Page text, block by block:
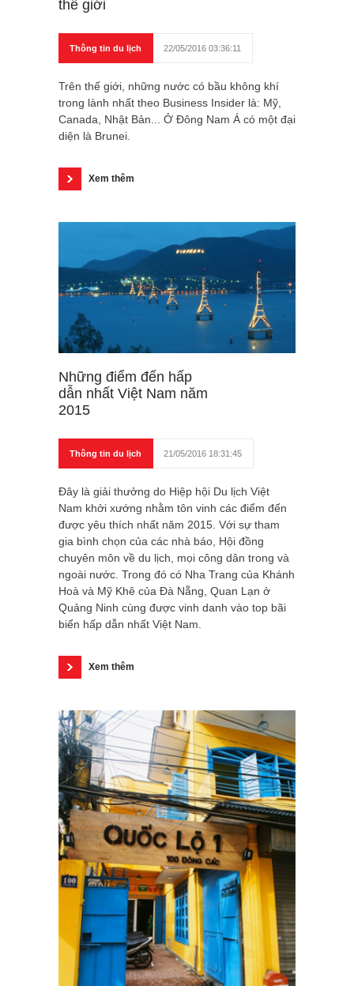
thế giới
Thông tin du lịch 22/05/2016 03:36:11
Trên thế giới, những nước có bầu không khí
trong lành nhất theo Business Insider là: Mỹ,
Canada, Nhật Bản... Ở Đông Nam Á có một đại
diện là Brunei.
Xem thêm
Những điểm đến hấp
dẫn nhất Việt Nam năm
2015
Thông tin du lịch 21/05/2016 18:31:45
Đây là giải thưởng do Hiệp hội Du lịch Việt
Nam khởi xướng nhằm tôn vinh các điểm đến
được yêu thích nhất năm 2015. Với sự tham
gia bình chọn của các nhà báo, Hội đồng
chuyên môn về du lịch, mọi công dân trong và
ngoài nước. Trong đó có Nha Trang của Khánh
Hoà và Mỹ Khê của Đà Nẵng, Quan Lạn ở
Quảng Ninh cùng được vinh danh vào top bãi
biển hấp dẫn nhất Việt Nam.
Xem thêm